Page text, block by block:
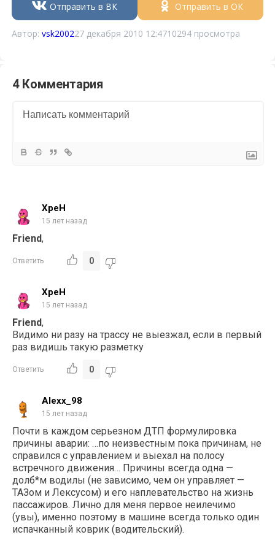
Отправить в ВК Отправить в ОК
Автор:vsk200227 декабря 2010 12:4710294 просмотра
4 Комментария
XpeH
15 лет назад
Friend,
Ответить 0
XpeH
15 лет назад
Friend,
Видимо ни разу на трассу не выезжал, если в первый
раз видишь такую разметку
Ответить 0
Alexx_98
15 лет назад
Почти в каждом серьезном ДТП формулировка
причины аварии: …по неизвестным пока причинам, не
справился с управлением и выехал на полосу
встречного движения… Причины всегда одна —
долб*м водилы (не зависимо, чем он управляет —
ТАЗом и Лексусом) и его наплевательство на жизнь
пассажиров. Лично для меня первое неилечимо
(увы), именно поэтому в машине всегда только один
испачканный коврик (водительский).